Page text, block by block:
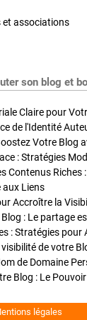
et associations
son blog et
Claire pour
de l'Identité
: Stratégies
aux Liens
Accroître la
: Le partage
légales